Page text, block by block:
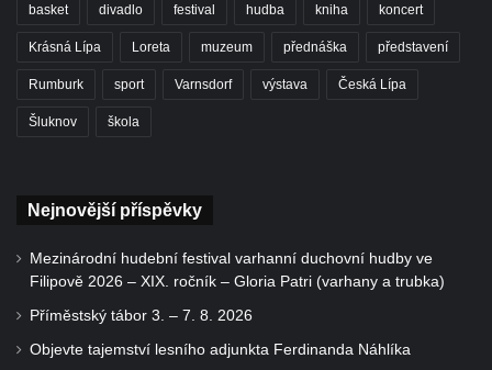
basket divadlo festival hudba kniha koncert
Krásná Lípa Loreta muzeum přednáška představení
Rumburk sport Varnsdorf výstava Česká Lípa
Šluknov škola
Nejnovější příspěvky
Mezinárodní hudební festival varhanní duchovní hudby ve
Filipově 2026 – XIX. ročník – Gloria Patri (varhany a trubka)
Příměstský tábor 3. – 7. 8. 2026
Objevte tajemství lesního adjunkta Ferdinanda Náhlíka